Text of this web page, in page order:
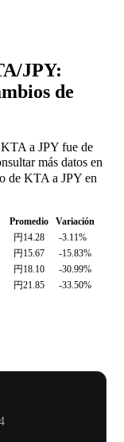
JPY:
de
a JPY fue de
más datos en
de KTA a JPY en
Promedio
Variación
円14.28
-3.11%
円15.67
-15.83%
円18.10
-30.99%
円21.85 -33.50%